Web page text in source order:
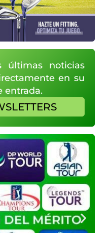
últimas noticias
en su
entrada.